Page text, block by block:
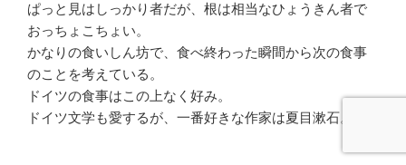
ぱっと見はしっかり者だが、根は相当なひょうきん者で
おっちょこちょい。
かなりの食いしん坊で、食べ終わった瞬間から次の食事
のことを考えている。
ドイツの食事はこの上なく好み。
ドイツ文学も愛するが、一番好きな作家は夏目漱石。